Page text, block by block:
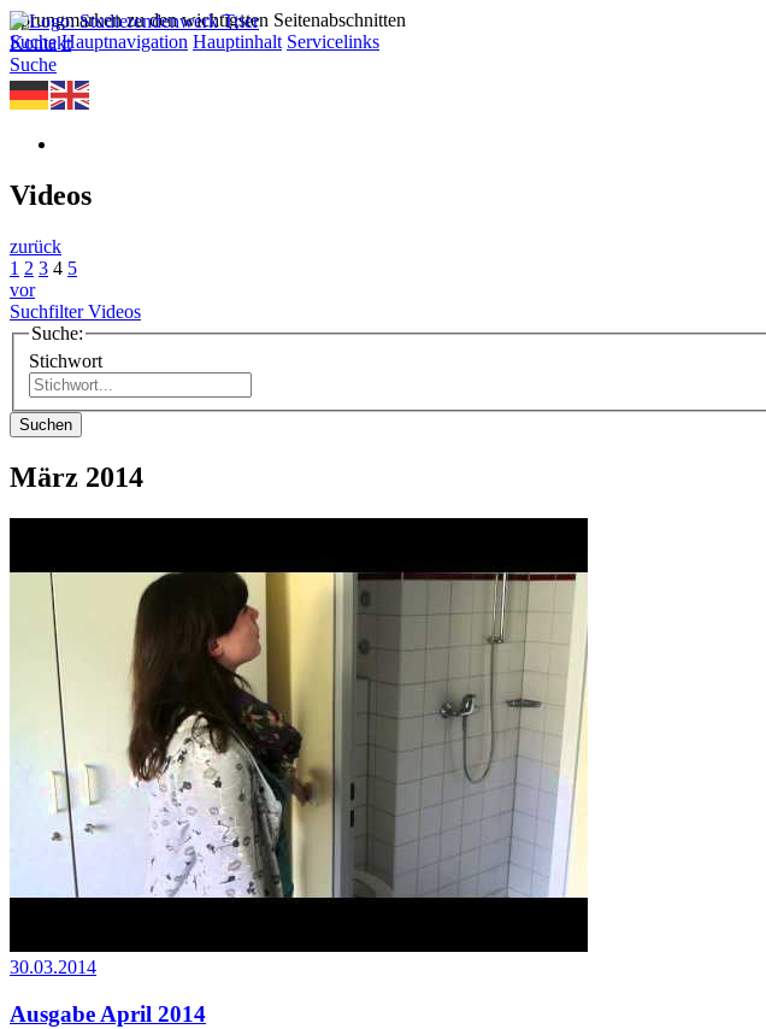
Sprungmarken zu den wichtigsten Seitenabschnitten
Suche Hauptnavigation Hauptinhalt Servicelinks
Kontakt
Suche
Videos
zurück
1 2 3 4 5
vor
Suchfilter Videos
Suche:
Stichwort
Suchen
März 2014
30.03.2014
Ausgabe April 2014